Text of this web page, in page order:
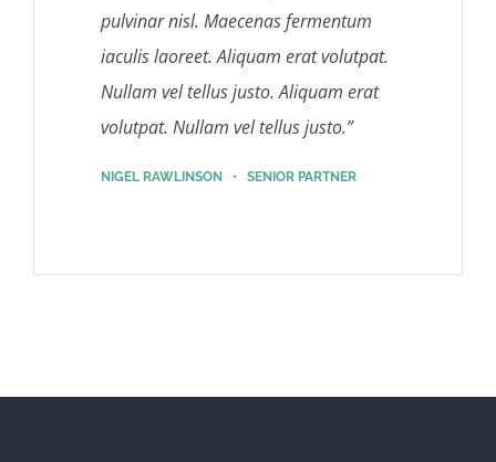
pulvinar nisl. Maecenas fermentum
iaculis laoreet. Aliquam erat volutpat.
Nullam vel tellus justo.Aliquam erat
volutpat. Nullam vel tellus justo.”
NIGEL RAWLINSON • SENIOR PARTNER